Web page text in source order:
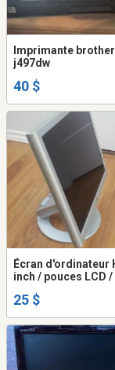
Imprimante
j497dw
40 $
Écran d'ordinateur
inch / pouces LCD
25 $